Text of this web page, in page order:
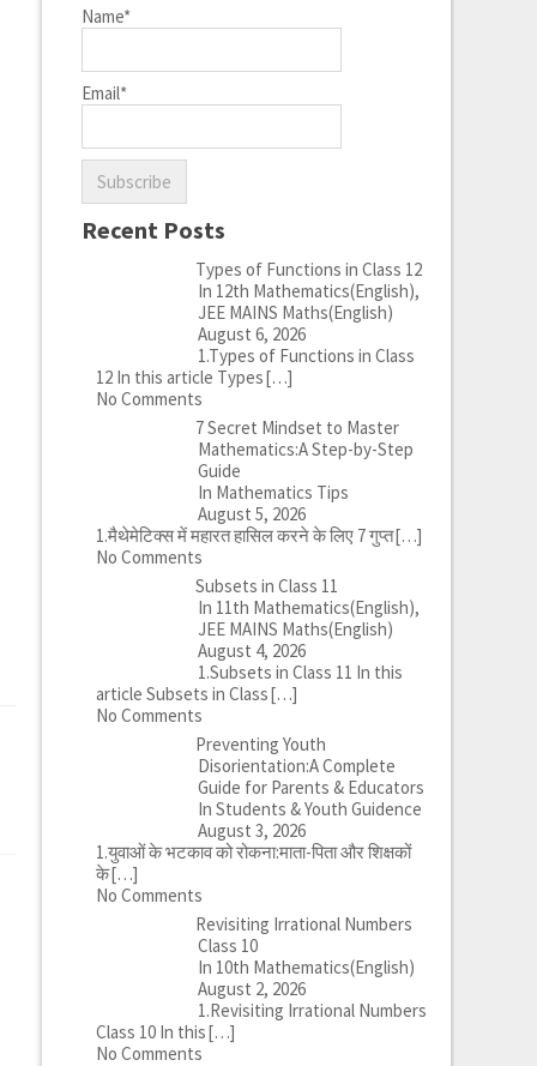
Name*
Email*
Recent Posts
Types of Functions in Class 12
In 12th Mathematics(English),
JEE MAINS Maths(English)
August 6, 2026
1.Types of Functions in Class
12 In this article Types[…]
No Comments
7 Secret Mindset to Master
Mathematics:A Step-by-Step
Guide
In Mathematics Tips
August 5, 2026
1.मैथेमेटिक्स में महारत हासिल करने के लिए 7 गुप्त[…]
No Comments
Subsets in Class 11
In 11th Mathematics(English),
JEE MAINS Maths(English)
August 4, 2026
1.Subsets in Class 11 In this
article Subsets in Class[…]
No Comments
Preventing Youth
Disorientation:A Complete
Guide for Parents & Educators
In Students & Youth Guidence
August 3, 2026
1.युवाओं के भटकाव को रोकना:माता-पिता और शिक्षकों
के[…]
No Comments
Revisiting Irrational Numbers
Class 10
In 10th Mathematics(English)
August 2, 2026
1.Revisiting Irrational Numbers
Class 10 In this[…]
No Comments